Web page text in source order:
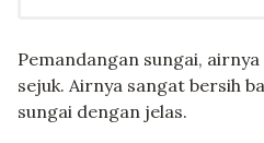
Pemandangan sungai,
sejuk. Airnya sangat bersih
sungai dengan jelas.